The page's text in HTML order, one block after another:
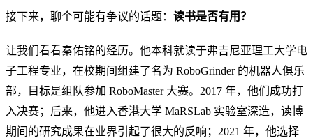
接下来，聊个可能有争议的话题： 读书是否有用？
让我们看看秦佑铭的经历。他本科就读于弗吉尼亚理工大学电
子工程专业，在校期间组建了名为 RoboGrinder 的机器人俱乐
部，目标是组队参加 RoboMaster 大赛。2017 年，他们成功打
入决赛；后来，他进入香港大学 MaRSLab 实验室深造，读博
期间的研究成果在业界引起了很大的反响；2021 年，他选择